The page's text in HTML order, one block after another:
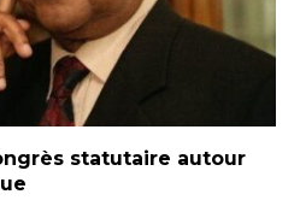
statutaire autour